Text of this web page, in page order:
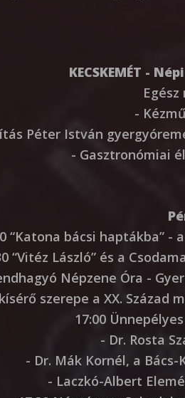
KECSKEMÉT -
-
Péter István
- Gasztronómiai
“Katona bácsi haptákba”
“Vitéz László” és a
Népzene Óra -
szerepe a XX.
17:00
- Dr. Rosta
- Dr. Mák Kornél, a
- Laczkó-Albert